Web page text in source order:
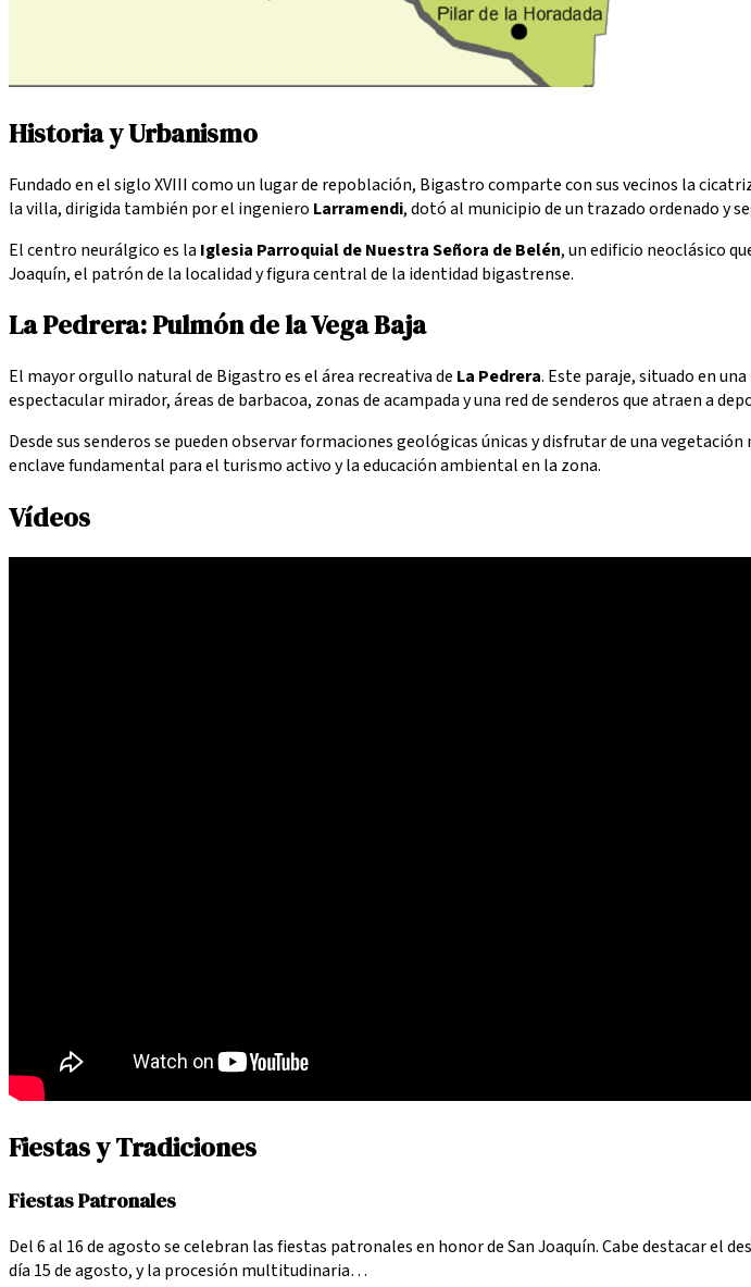
Historia y Urbanismo
Fundado en el siglo XVIII como un lugar de repoblación, Bigastro comparte con sus vecinos la
la villa, dirigida también por el ingeniero Larramendi, dotó al municipio de un trazado ordenado y
El centro neurálgico es la Iglesia Parroquial de Nuestra Señora de Belén, un edificio neoclásico
Joaquín, el patrón de la localidad y figura central de la identidad bigastrense.
La Pedrera: Pulmón de la Vega Baja
El mayor orgullo natural de Bigastro es el área recreativa de La Pedrera. Este paraje, situado en
espectacular mirador, áreas de barbacoa, zonas de acampada y una red de senderos que atraen a
Desde sus senderos se pueden observar formaciones geológicas únicas y disfrutar de una
enclave fundamental para el turismo activo y la educación ambiental en la zona.
Vídeos
Fiestas y Tradiciones
Fiestas Patronales
Del 6 al 16 de agosto se celebran las fiestas patronales en honor de San Joaquín. Cabe destacar el
día 15 de agosto, y la procesión multitudinaria…